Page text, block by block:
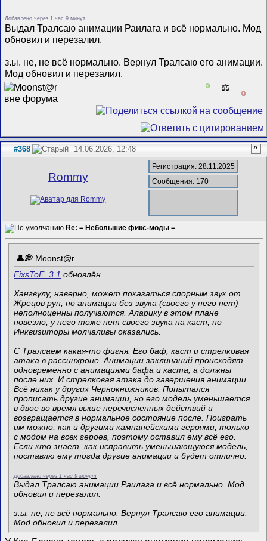
Добавлено через 1 час 9 минут
Выдал Тралсаю анимации Раилага и всё нормально. Мод
обновил и перезалил.
з.ы. не, не всё нормально. Вернул Тралсаю его анимации.
Мод обновил и перезалил.
0 ⚖️
0
#368 14.06.2026, 12:48 ^
Rommy
Регистрация: 28.11.2025
Сообщения: 170
Re: = Небольшие фикс-моды =
Mооnst@r
FixsToE_3.1 обновлён.
Хангвулу, наверно, может показаться спорным звук от
Жрецов рун, но анимации без звука (своего у него нет)
неполноценны получаются. Аларику в этом плане
повезло, у него тоже нет своего звука на каст, но
Инквизиторы молчаливы оказались.
С Тралсаем какая-то фигня. Его баф, каст и стрелковая
атака в рассинхроне. Анимации заклинаний происходят
одновременно с анимациями бафа и каста, а должны
после них. И стрелковая атака до завершения анимации.
Всё никак у других Чернокнижников. Попытался
прописать другие анимации, но его модель уменьшается
в двое во время выше перечисленных действий и
возвращается в нормальное состояние после. Поиграть
им можно, как и другими кампанейскими героями, только
с модом на всех героев, поэтому оставил ему всё его.
Если кто знает, как исправить уменьшающуюся модель,
поставлю ему тогда другие анимации и будет отлично.
Добавлено через 1 час 9 минут
Выдал Тралсаю анимации Раилага и всё нормально. Мод
обновил и перезалил.
з.ы. не, не всё нормально. Вернул Тралсаю его анимации.
Мод обновил и перезалил.